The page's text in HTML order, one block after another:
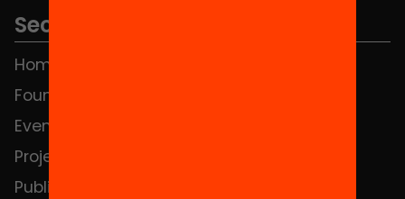
Sections
Home
Foundation
Events
Projects
Publications and videos